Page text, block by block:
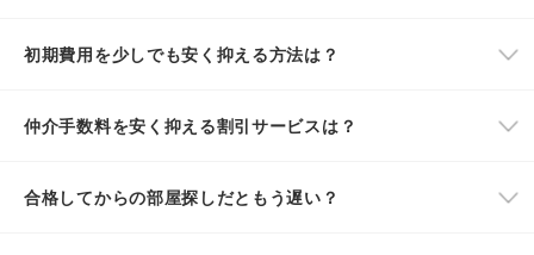
初期費用を少しでも安く抑える方法は？
仲介手数料を安く抑える割引サービスは？
合格してからの部屋探しだともう遅い？